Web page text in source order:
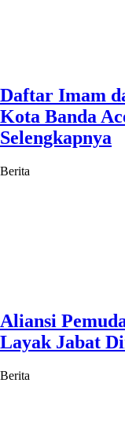
Daftar Imam
Kota Banda
Selengkapnya
Berita
Aliansi
Layak Jabat
Berita